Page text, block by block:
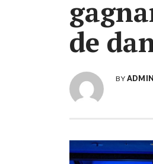
de
BY